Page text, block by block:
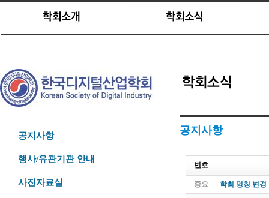
공지사항
행사/유관기관 안내
사진자료실
공지사항
번호
중요 학회 명칭 변